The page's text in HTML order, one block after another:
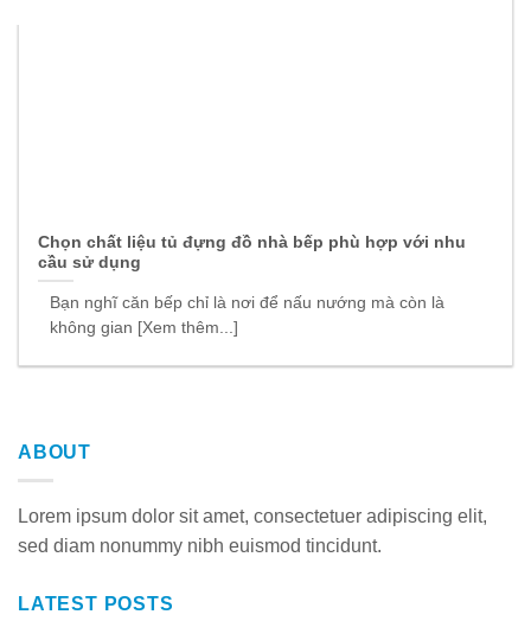
Chọn chất liệu tủ đựng đồ nhà bếp phù hợp với nhu
cầu sử dụng
Bạn nghĩ căn bếp chỉ là nơi để nấu nướng mà còn là
không gian [Xem thêm...]
ABOUT
Lorem ipsum dolor sit amet, consectetuer adipiscing elit,
sed diam nonummy nibh euismod tincidunt.
LATEST POSTS